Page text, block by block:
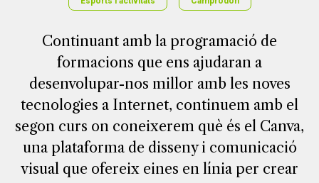
Continuant amb la programació de
formacions que ens ajudaran a
desenvolupar-nos millor amb les noves
tecnologies a Internet, continuem amb el
segon curs on coneixerem què és el Canva,
una plataforma de disseny i comunicació
visual que ofereix eines en línia per crear